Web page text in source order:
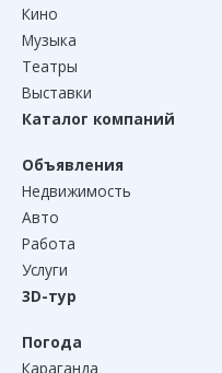
Кино
Музыка
Театры
Выставки
Каталог компаний
Объявления
Недвижимость
Авто
Работа
Услуги
3D-тур
Погода
Караганда